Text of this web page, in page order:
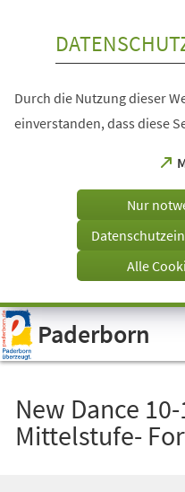
Visuelle
Assistenzsoftware
öffnen.
Durch die Nutzung dieser
einverstanden, dass diese
Tab)
Nur
Alle
Paderborn
New Dance
Mittelstufe-